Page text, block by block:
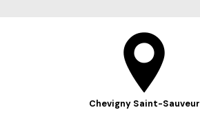
Chevigny Saint-Sauveur